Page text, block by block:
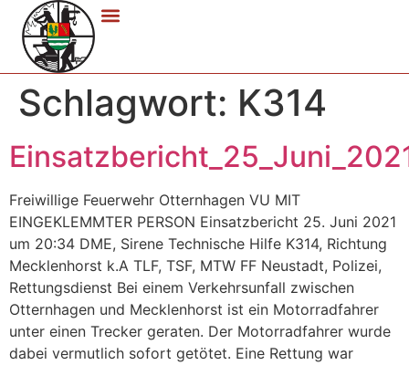
Schlagwort: K314
Freiwillige Feuerwehr Otternhagen VU MIT
EINGEKLEMMTER PERSON Einsatzbericht 25. Juni 2021
um 20:34 DME, Sirene Technische Hilfe K314, Richtung
Mecklenhorst k.A TLF, TSF, MTW FF Neustadt, Polizei,
Rettungsdienst Bei einem Verkehrsunfall zwischen
Otternhagen und Mecklenhorst ist ein Motorradfahrer
unter einen Trecker geraten. Der Motorradfahrer wurde
dabei vermutlich sofort getötet. Eine Rettung war